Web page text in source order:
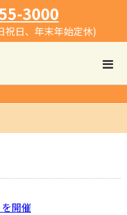
3000
祝日、年末年始定休)
開催